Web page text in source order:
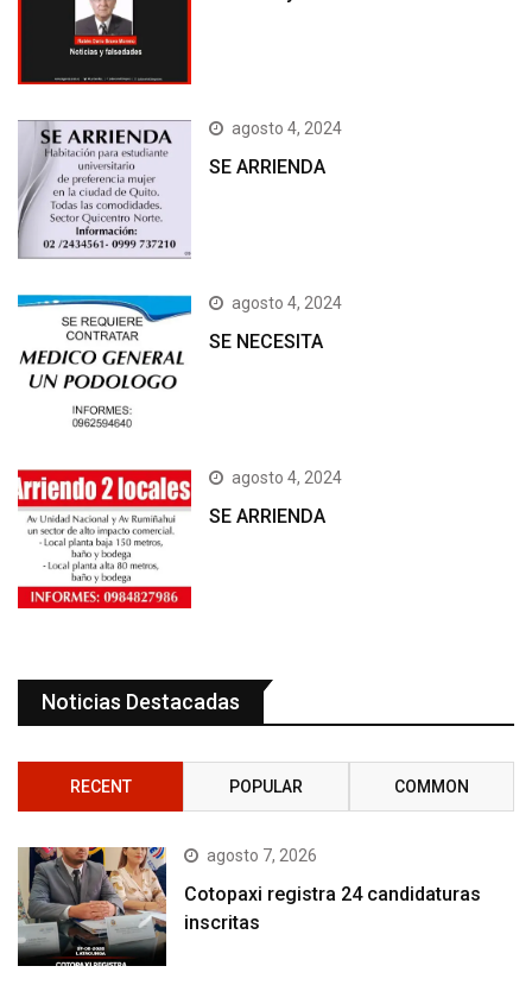
agosto 4, 2024
SE ARRIENDA
agosto 4, 2024
SE NECESITA
agosto 4, 2024
SE ARRIENDA
Noticias Destacadas
RECENT POPULAR COMMON
agosto 7, 2026
Cotopaxi registra 24 candidaturas
inscritas